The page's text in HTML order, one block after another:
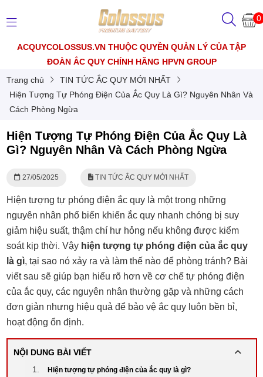
0
ACQUYCOLOSSUS.VN THUỘC QUYỀN QUẢN LÝ CỦA TẬP
ĐOÀN ẮC QUY CHÍNH HÃNG HPVN GROUP
Trang chủ
TIN TỨC ẮC QUY MỚI NHẤT
Hiện Tượng Tự Phóng Điện Của Ắc Quy Là Gì? Nguyên Nhân Và
Cách Phòng Ngừa
Hiện Tượng Tự Phóng Điện Của Ắc Quy Là
Gì? Nguyên Nhân Và Cách Phòng Ngừa
27/05/2025 TIN TỨC ẮC QUY MỚI NHẤT
Hiện tượng tự phóng điện ắc quy là một trong những
nguyên nhân phổ biến khiến ắc quy nhanh chóng bị suy
giảm hiệu suất, thậm chí hư hỏng nếu không được kiểm
soát kịp thời. Vậy hiện tượng tự phóng điện của ắc quy
là gì, tại sao nó xảy ra và làm thế nào để phòng tránh? Bài
viết sau sẽ giúp bạn hiểu rõ hơn về cơ chế tự phóng điện
của ắc quy, các nguyên nhân thường gặp và những cách
đơn giản nhưng hiệu quả để bảo vệ ắc quy luôn bền bỉ,
hoạt động ổn định.
NỘI DUNG BÀI VIẾT
Hiện tượng tự phóng điện của ắc quy là gì?